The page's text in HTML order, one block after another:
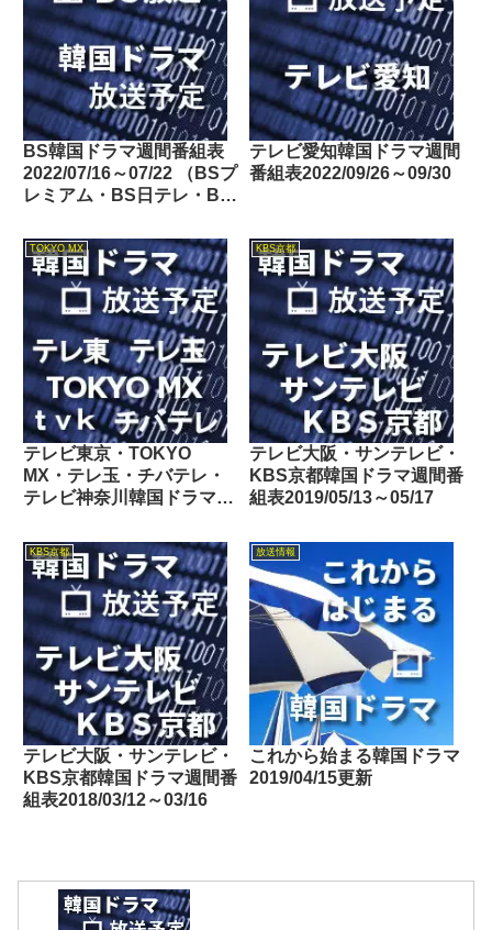
BS韓国ドラマ週間番組表
2022/07/16～07/22 （BSプ
レミアム・BS日テレ・BS
東・BSフジ）
テレビ愛知韓国ドラマ週間
番組表2022/09/26～09/30
TOKYO MX
テレビ東京・TOKYO
MX・テレ玉・チバテレ・
テレビ神奈川韓国ドラマ週
08/30
KBS京都
テレビ大阪・サンテレビ・
KBS京都韓国ドラマ週間番
組表2019/05/13～05/17
KBS京都
テレビ大阪・サンテレビ・
KBS京都韓国ドラマ週間番
組表2018/03/12～03/16
放送情報
これから始まる韓国ドラマ
2019/04/15更新